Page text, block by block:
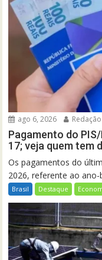
ago 6, 2026 Redação
Pagamento do
17; veja quem tem
Os pagamentos do
2026, referente ao ano-
Brasil Destaque